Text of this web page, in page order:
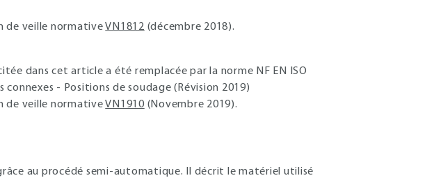
de veille normativeVN1812 (décembre 2018).
dans cet article a été remplacée par la norme NF EN ISO
- Positions de soudage (Révision 2019)
de veille normativeVN1910 (Novembre 2019).
au procédé semi-automatique. Il décrit le matériel utilisé